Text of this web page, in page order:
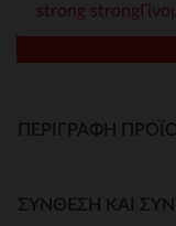
strong
ΠΕΡΙΓΡΑΦΉ
ΣΎΝΘΕΣΗ ΚΑΙ